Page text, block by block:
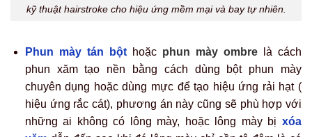
kỹ thuật hairstroke cho hiệu ứng mềm mại và bay tự nhiên.
Phun mày tán bộthoặc phun mày ombrelà cách
phun xăm tạo nền bằng cách dùng bột phun mày
chuyên dụng hoặc dùng mực để tạo hiệu ứng rải hạt (
hiệu ứng rắc cát), phương án này cũng sẽ phù hợp với
những ai không có lông mày, hoặc lông mày bị xóa